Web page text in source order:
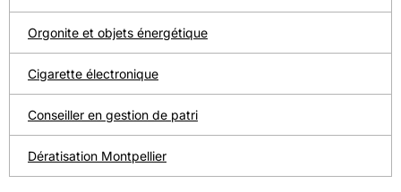
Orgonite et objets énergétique
Cigarette électronique
Conseiller en gestion de patri
Dératisation Montpellier